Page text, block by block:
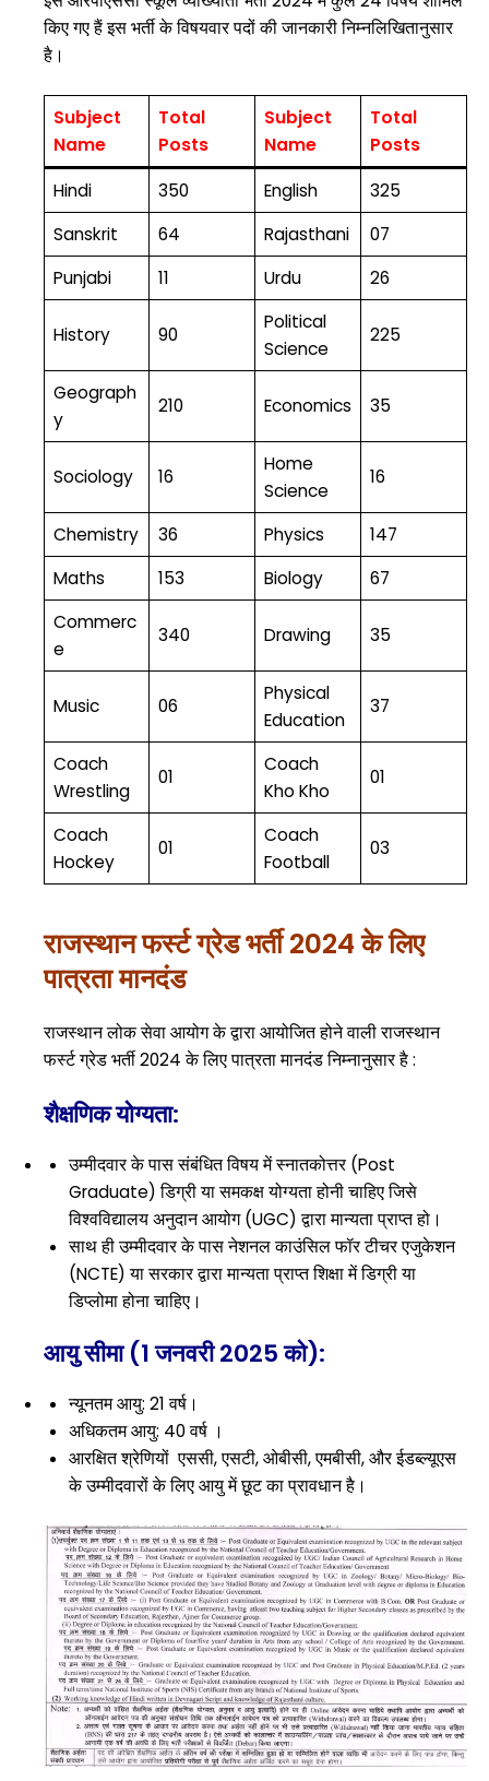
किए गए हैं इस भर्ती के विषयवार पदों की जानकारी निम्नलिखितानुसार
है।
Subject
Name
Total
Posts
Subject
Name
Total
Posts
Hindi
350 English
325
Sanskrit
64 Rajasthani
07
Punjabi
11 Urdu 26
History 90
Political
Science
225
Geograph
y
210 Economics 35
Sociology 16
Home
Science
16
Chemistry 36 Physics
147
Maths
153 Biology
67
Commerc
e
340 Drawing 35
Music 06
Physical
Education
37
Coach
Wrestling
01
Coach
Kho Kho
01
Coach
Hockey
01
Coach
Football
03
राजस्थान फर्स्ट ग्रेड भर्ती 2024 के लिए
पात्रता मानदंड
राजस्थान लोक सेवा आयोग के द्वारा आयोजित होने वाली राजस्थान
फर्स्ट ग्रेड भर्ती 2024 के लिए पात्रता मानदंड निम्नानुसार है :
शैक्षणिक योग्यता:
उम्मीदवार के पास संबंधित विषय में स्नातकोत्तर (Post
Graduate) डिग्री या समकक्ष योग्यता होनी चाहिए जिसे
विश्वविद्यालय अनुदान आयोग (UGC) द्वारा मान्यता प्राप्त हो।
साथ ही उम्मीदवार के पास नेशनल काउंसिल फॉर टीचर एजुकेशन
(NCTE) या सरकार द्वारा मान्यता प्राप्त शिक्षा में डिग्री या
डिप्लोमा होना चाहिए।
आयु सीमा (1 जनवरी 2025 को):
न्यूनतम आयु: 21 वर्ष।
अधिकतम आयु: 40 वर्ष ।
आरक्षित श्रेणियों एससी, एसटी, ओबीसी, एमबीसी, और ईडब्ल्यूएस
के उम्मीदवारों के लिए आयु में छूट का प्रावधान है।